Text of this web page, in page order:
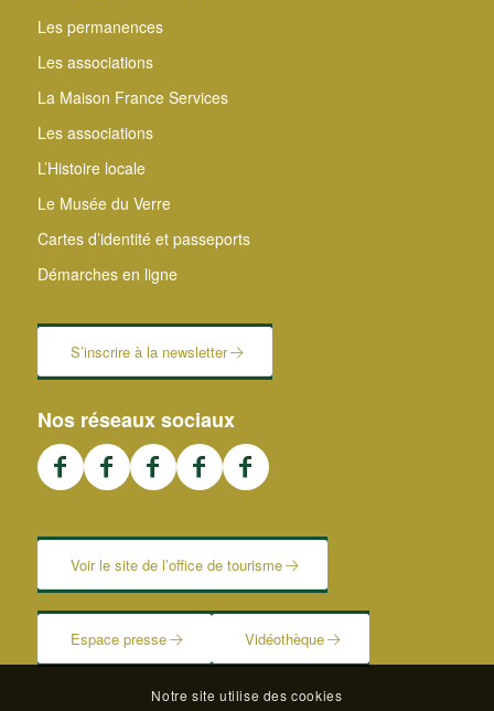
Les permanences
Les associations
La Maison France Services
Les associations
L’Histoire locale
Le Musée du Verre
Cartes d’identité et passeports
Démarches en ligne
S’inscrire à la newsletter
Nos réseaux sociaux
Voir le site de l’office de tourisme
Espace presse Vidéothèque
Notre site utilise des cookies